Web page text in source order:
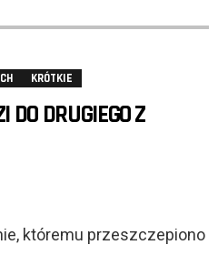
KRÓTKIE
DO DRUGIEGO Z
któremu przeszczepiono